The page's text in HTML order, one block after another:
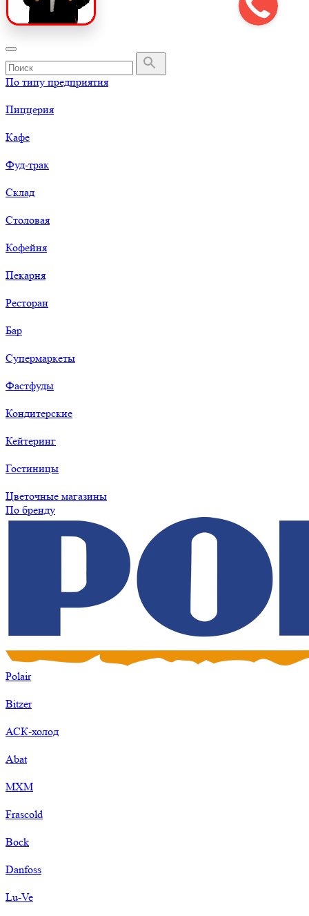
По типу предприятия
Пиццерия
Кафе
Фуд-трак
Склад
Столовая
Кофейня
Пекарня
Ресторан
Бар
Супермаркеты
Фастфуды
Кондитерские
Кейтеринг
Гостиницы
Цветочные магазины
По бренду
Polair
Bitzer
АСК-холод
Abat
МХМ
Frascold
Bock
Danfoss
Lu-Ve